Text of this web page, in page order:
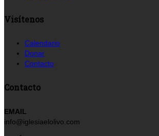
Visítenos
Calendario
Donar
Contacto
Contacto
EMAIL
info@iglesiaelolivo.com